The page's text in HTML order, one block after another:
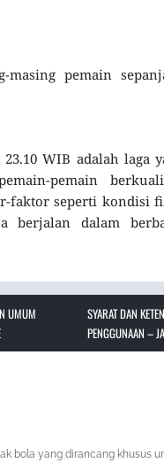
pemain
WIB adalah laga
pemain
faktor seperti kondisi
dalam
UMUM
SYARAT DAN
PENGGUNAAN –
bola yang dirancang khusus